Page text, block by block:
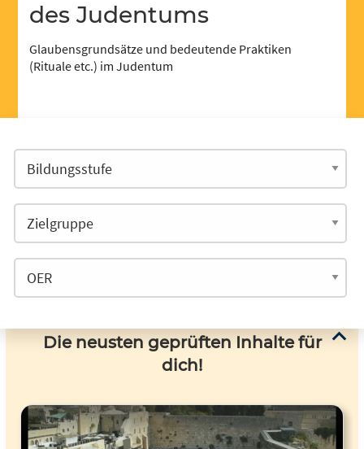
des Judentums
Glaubensgrundsätze und bedeutende Praktiken
(Rituale etc.) im Judentum
Die neusten geprüften Inhalte für
dich!